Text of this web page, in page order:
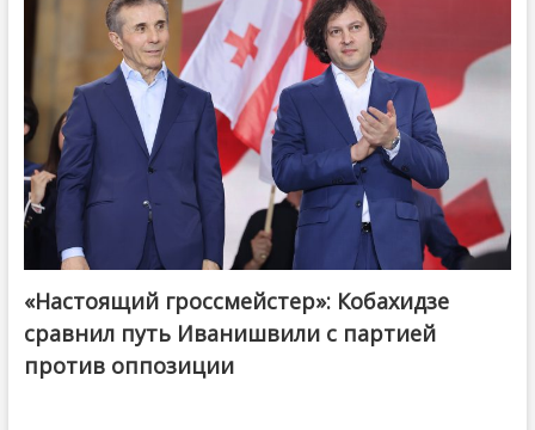
@ქართული ოცნება / Georgian Dream
«Настоящий гроссмейстер»: Кобахидзе
сравнил путь Иванишвили с партией
против оппозиции